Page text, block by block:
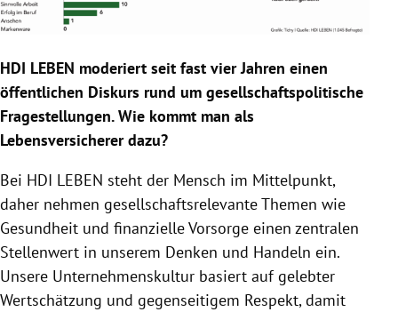
HDI LEBEN moderiert seit fast vier Jahren einen
öffentlichen Diskurs rund um gesellschaftspolitische
Fragestellungen. Wie kommt man als
Lebensversicherer dazu?
Bei HDI LEBEN steht der Mensch im Mittelpunkt,
daher nehmen gesellschaftsrelevante Themen wie
Gesundheit und finanzielle Vorsorge einen zentralen
Stellenwert in unserem Denken und Handeln ein.
Unsere Unternehmenskultur basiert auf gelebter
Wertschätzung und gegenseitigem Respekt, damit